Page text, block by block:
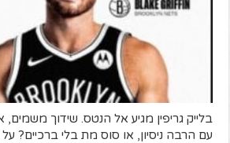
בלייק גריפין מגיע אל הנטס. שידוך
עם הרבה ניסיון, או סוס מת בלי ברכיים?